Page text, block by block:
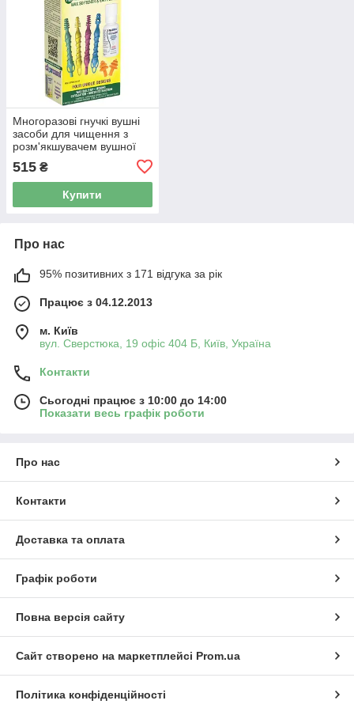
Многоразові гнучкі вушні
засоби для чищення з
розм'якшувачем вушної
NeilMed Wax Out Plus Ear
515 ₴
Купити
Про нас
95% позитивних з 171 відгука за рік
Працює з 04.12.2013
м. Київ
вул. Сверстюка, 19 офіс 404 Б, Київ, Україна
Контакти
Сьогодні працює з 10:00 до 14:00
Показати весь графік роботи
Про нас
Контакти
Доставка та оплата
Графік роботи
Повна версія сайту
Сайт створено на маркетплейсі Prom.ua
Політика конфіденційності